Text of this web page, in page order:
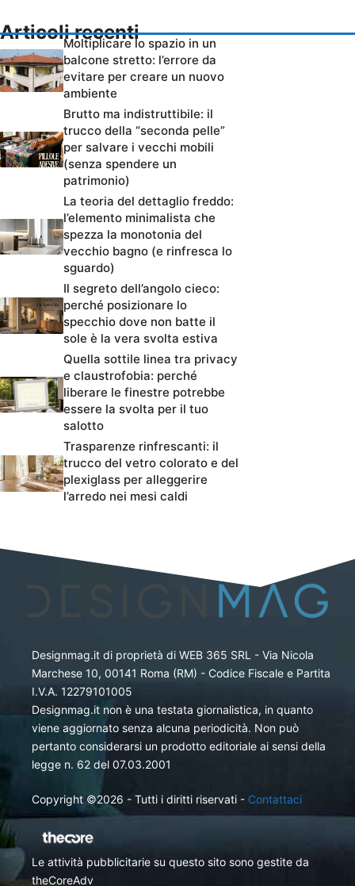
Articoli recenti
Moltiplicare lo spazio in un
balcone stretto: l’errore da
evitare per creare un nuovo
ambiente
Brutto ma indistruttibile: il
trucco della “seconda pelle”
per salvare i vecchi mobili
(senza spendere un
patrimonio)
La teoria del dettaglio freddo:
l’elemento minimalista che
spezza la monotonia del
vecchio bagno (e rinfresca lo
sguardo)
Il segreto dell’angolo cieco:
perché posizionare lo
specchio dove non batte il
sole è la vera svolta estiva
Quella sottile linea tra privacy
e claustrofobia: perché
liberare le finestre potrebbe
essere la svolta per il tuo
salotto
Trasparenze rinfrescanti: il
trucco del vetro colorato e del
plexiglass per alleggerire
l’arredo nei mesi caldi
Designmag.it di proprietà di WEB 365 SRL - Via Nicola
Marchese 10, 00141 Roma (RM) - Codice Fiscale e Partita
I.V.A. 12279101005
Designmag.it non è una testata giornalistica, in quanto
viene aggiornato senza alcuna periodicità. Non può
pertanto considerarsi un prodotto editoriale ai sensi della
legge n. 62 del 07.03.2001
Copyright ©2026 - Tutti i diritti riservati - Contattaci
Le attività pubblicitarie su questo sito sono gestite da
theCoreAdv